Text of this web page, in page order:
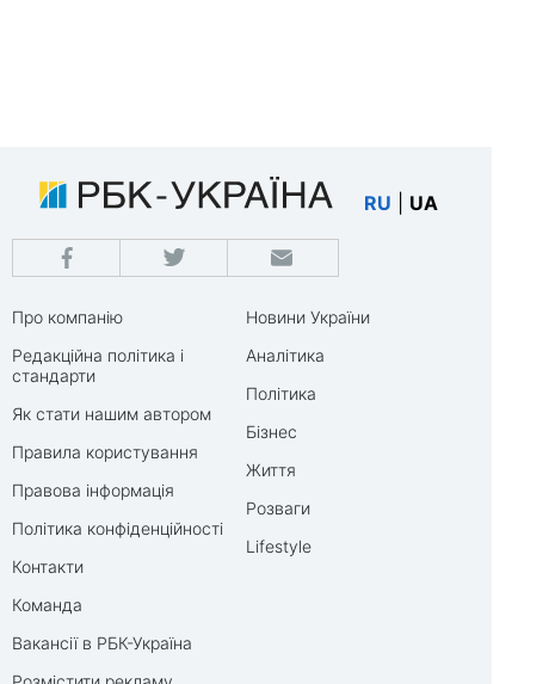
RU UA
Про компанію
Редакційна політика і
стандарти
Як стати нашим автором
Правила користування
Правова інформація
Політика конфіденційності
Контакти
Команда
Вакансії в РБК-Україна
Новини України
Аналітика
Політика
Бізнес
Життя
Розваги
Lifestyle